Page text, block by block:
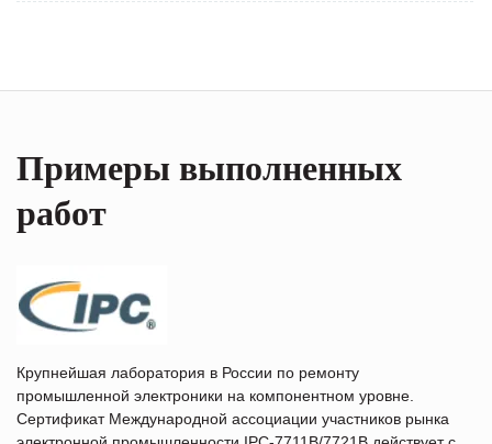
Примеры выполненных
работ
Крупнейшая лаборатория в России по ремонту
промышленной электроники на компонентном уровне.
Сертификат Международной ассоциации участников рынка